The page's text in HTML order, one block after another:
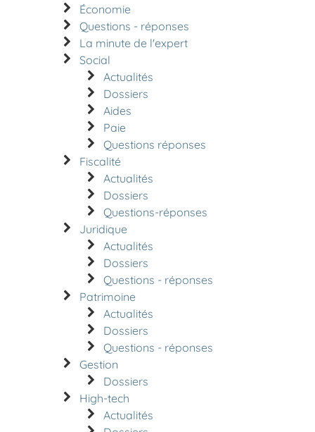
Économie
Questions - réponses
La minute de l'expert
Social
Actualités
Dossiers
Aides
Paie
Questions réponses
Fiscalité
Actualités
Dossiers
Questions-réponses
Juridique
Actualités
Dossiers
Questions - réponses
Patrimoine
Actualités
Dossiers
Questions - réponses
Gestion
Dossiers
High-tech
Actualités